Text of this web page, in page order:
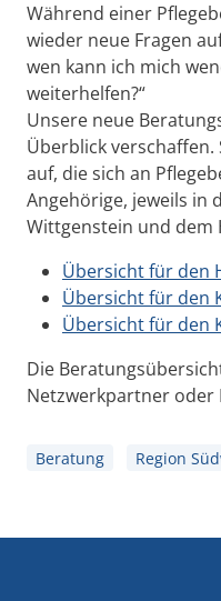
Während einer
wieder neue Fragen
wen kann ich mich
weiterhelfen?“
Unsere neue
Überblick
auf, die sich an
Angehörige, jeweils in
Wittgenstein und dem
Übersicht für den
Übersicht für den
Übersicht für den
Die
Netzwerkpartner oder
Beratung Region